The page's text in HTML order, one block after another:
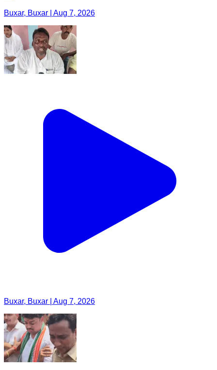
Buxar, Buxar | Aug 7, 2026
Buxar, Buxar | Aug 7, 2026